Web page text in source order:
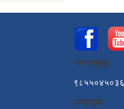
नगर प्रमुख:
९८५५०४५०३६
उपप्रमुख: